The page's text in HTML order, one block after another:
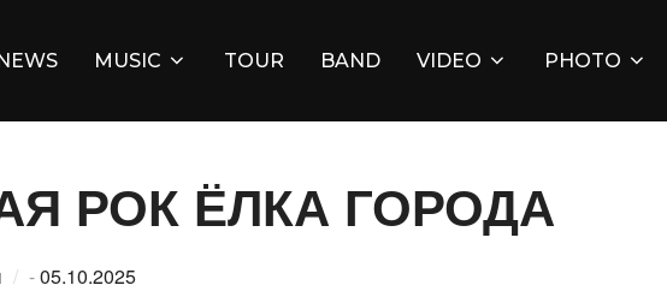
MUSIC TOUR BAND VIDEO PHOTO
РОК ЁЛКА ГОРОДА
-Опубликовано
05.10.2025